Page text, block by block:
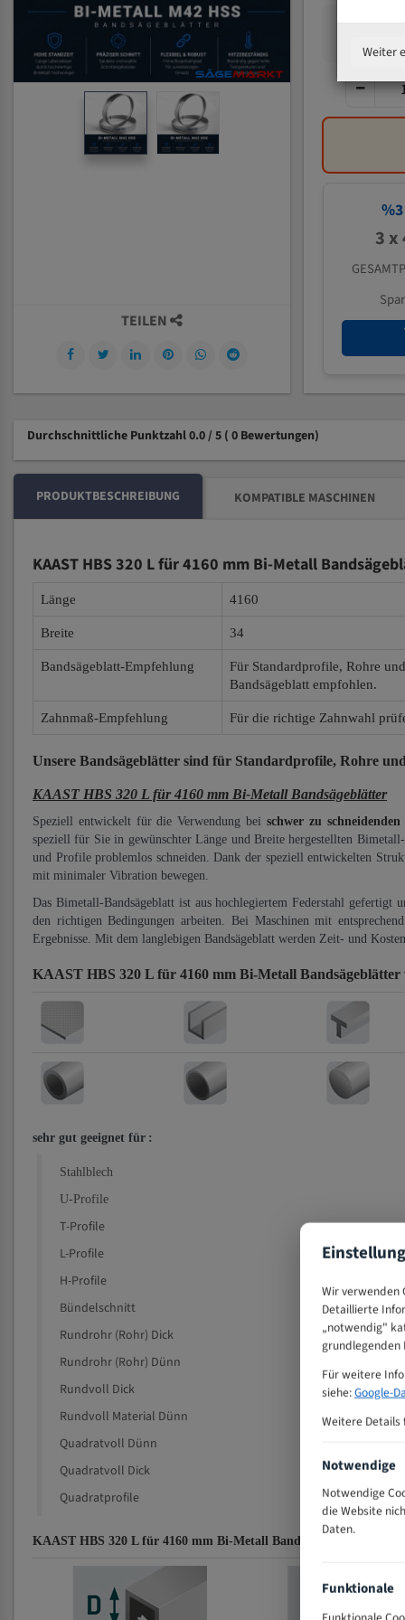
%3
3 x
TEILEN
Durchschnittliche Punktzahl 0.0 / 5 ( 0 Bewertungen)
PRODUKTBESCHREIBUNG KOMPATIBLE MASCHINEN
KAAST HBS 320 L für 4160 mm Bi-Metall
Länge 4160
Breite 34
Bandsägeblatt-Empfehlung
Für Standardprofile, Rohre
Bandsägeblatt empfohlen.
Zahnmaß-Empfehlung Für die richtige Zahnwahl
Unsere Bandsägeblätter sind für Standardprofile, Rohre
KAAST HBS 320 L für 4160 mm Bi-Metall Bandsägeblätter
Speziell entwickelt für die Verwendung bei schwer zu
speziell für Sie in gewünschter Länge und Breite hergestellten
und Profile problemlos schneiden. Dank der speziell entwickelten
mit minimaler Vibration bewegen.
Das Bimetall-Bandsägeblatt ist aus hochlegiertem Federstahl
den richtigen Bedingungen arbeiten. Bei Maschinen mit
Ergebnisse. Mit dem langlebigen Bandsägeblatt werden Zeit- und
KAAST HBS 320 L für 4160 mm Bi-Metall Bandsägeblätter
sehr gut geeignet für :
Stahlblech
U-Profile
T-Profile
L-Profile
H-Profile
Bündelschnitt
Rundrohr (Rohr) Dick
Rundrohr (Rohr) Dünn
Rundvoll Dick
Rundvoll Material Dünn
Quadratvoll Dünn
Quadratvoll Dick
Quadratprofile
KAAST HBS 320 L für 4160 mm Bi-Metall Bandsägeblätter
Weiter
Wir verwenden
Detaillierte
„notwendig"
grundlegenden
Für weitere
siehe:Google-
Weitere Details
Notwendige
Notwendige
die Website
Daten.
Funktionale